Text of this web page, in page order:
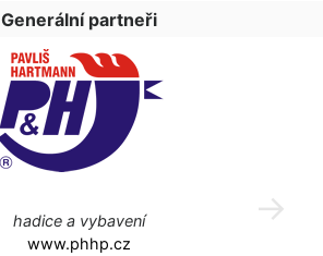
Generální partneři
hadice a vybavení
www.phhp.cz